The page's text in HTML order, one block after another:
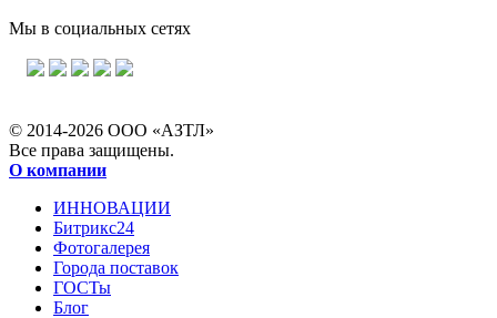
Мы в социальных сетях
© 2014-2026 ООО «АЗТЛ»
Все права защищены.
О компании
ИННОВАЦИИ
Битрикс24
Фотогалерея
Города поставок
ГОСТы
Блог